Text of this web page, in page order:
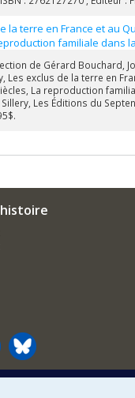
la terre en France et au
familiale dans
de Gérard Bouchard,
Les exclus de la terre en
La reproduction
Les Éditions du